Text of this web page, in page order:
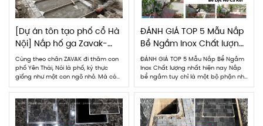
[Dự án tôn tạo phố cổ Hà
Nội] Nắp hố ga Zavak-
MHP, Zavak-Multi MHP tại
phố Yên Thái
Cùng theo chân ZAVAK đi thăm con
phố Yên Thái, Nói là phố, kỳ thực
giống như một con ngõ nhỏ. Mà có
lẽ, phải gọi chính xác là ngõ chợ Yên
Thái mới đúng. Chỉ dài khoảng vài
trăm mét, chiều rộng của phố chỗ
rộng lắm chắc chừng chưa đầy 3
mét. Phố […]
ĐÁNH GIÁ TOP 5 Mẫu Nắp
Bể Ngầm Inox Chất lượng
nhất hiện nay
ĐÁNH GIÁ TOP 5 Mẫu Nắp Bể Ngầm
Inox Chất lượng nhất hiện nay Nắp
bể ngầm tuy chỉ là một bộ phận nhỏ
hay bị bỏ qua trong công trình
nhưng nó lại đóng vai trò quan trọng
trong việc bảo vệ an toàn và cải
thiện chất lượng cuộc sống hàng
ngày của […]